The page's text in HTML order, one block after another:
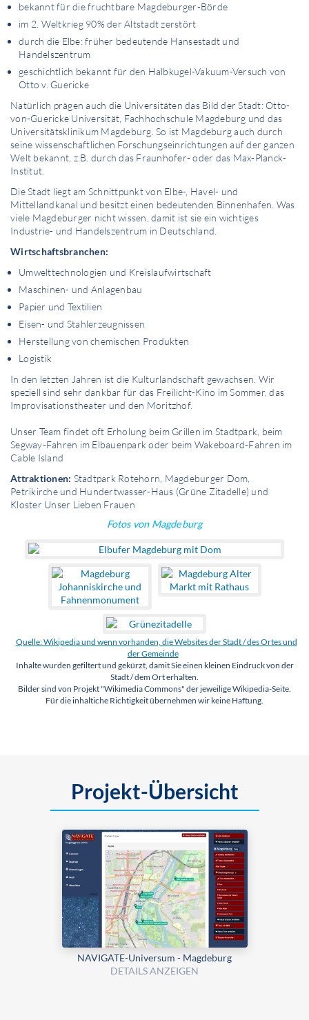
bekannt für die fruchtbare Magdeburger-Börde
im 2. Weltkrieg 90% der Altstadt zerstört
durch die Elbe: früher bedeutende Hansestadt und
Handelszentrum
geschichtlich bekannt für den Halbkugel-Vakuum-Versuch von
Otto v. Guericke
Natürlich prägen auch die Universitäten das Bild der Stadt: Otto-
von-Guericke Universität, Fachhochschule Magdeburg und das
Universitätsklinikum Magdeburg. So ist Magdeburg auch durch
seine wissenschaftlichen Forschungseinrichtungen auf der ganzen
Welt bekannt, z.B. durch das Fraunhofer- oder das Max-Planck-
Institut.
Die Stadt liegt am Schnittpunkt von Elbe-, Havel- und
Mittellandkanal und besitzt einen bedeutenden Binnenhafen. Was
viele Magdeburger nicht wissen, damit ist sie ein wichtiges
Industrie- und Handelszentrum in Deutschland.
Wirtschaftsbranchen:
Umwelttechnologien und Kreislaufwirtschaft
Maschinen- und Anlagenbau
Papier und Textilien
Eisen- und Stahlerzeugnissen
Herstellung von chemischen Produkten
Logistik
In den letzten Jahren ist die Kulturlandschaft gewachsen. Wir
speziell sind sehr dankbar für das Freilicht-Kino im Sommer, das
Improvisationstheater und den Moritzhof.
Unser Team findet oft Erholung beim Grillen im Stadtpark, beim
Segway-Fahren im Elbauenpark oder beim Wakeboard-Fahren im
Cable Island
Attraktionen: Stadtpark Rotehorn, Magdeburger Dom,
Petrikirche und Hundertwasser-Haus (Grüne Zitadelle) und
Kloster Unser Lieben Frauen
Fotos von Magdeburg
Quelle: Wikipedia und wenn vorhanden, die Websites der Stadt / des Ortes und
der Gemeinde
Inhalte wurden gefiltert und gekürzt, damit Sie einen kleinen Eindruck von der
Stadt / dem Ort erhalten.
Bilder sind von Projekt "Wikimedia Commons" der jeweilige Wikipedia-Seite.
Für die inhaltiche Richtigkeit übernehmen wir keine Haftung.
Projekt-Übersicht
NAVIGATE-Universum - Magdeburg
DETAILS ANZEIGEN